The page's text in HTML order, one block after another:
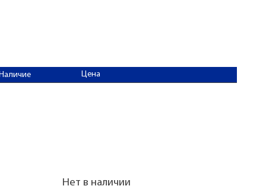
Наличие Цена
Нет в наличии